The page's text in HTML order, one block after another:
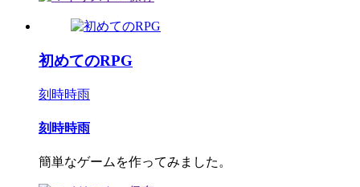
初めてのRPG
刻時時雨
刻時時雨
簡単なゲームを作ってみました。